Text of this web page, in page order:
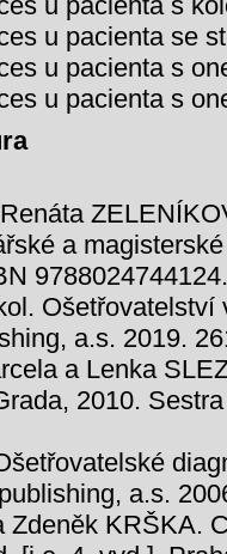
u pacienta se
u pacienta s
u pacienta s
a
9788024744124.
a.s. 2019.
a Lenka
2010.
a.s.
Zdeněk KRŠKA.